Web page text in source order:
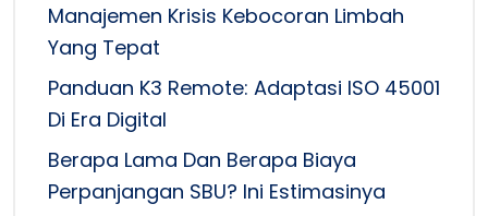
Manajemen Krisis Kebocoran Limbah
Yang Tepat
Panduan K3 Remote: Adaptasi ISO 45001
Di Era Digital
Berapa Lama Dan Berapa Biaya
Perpanjangan SBU? Ini Estimasinya